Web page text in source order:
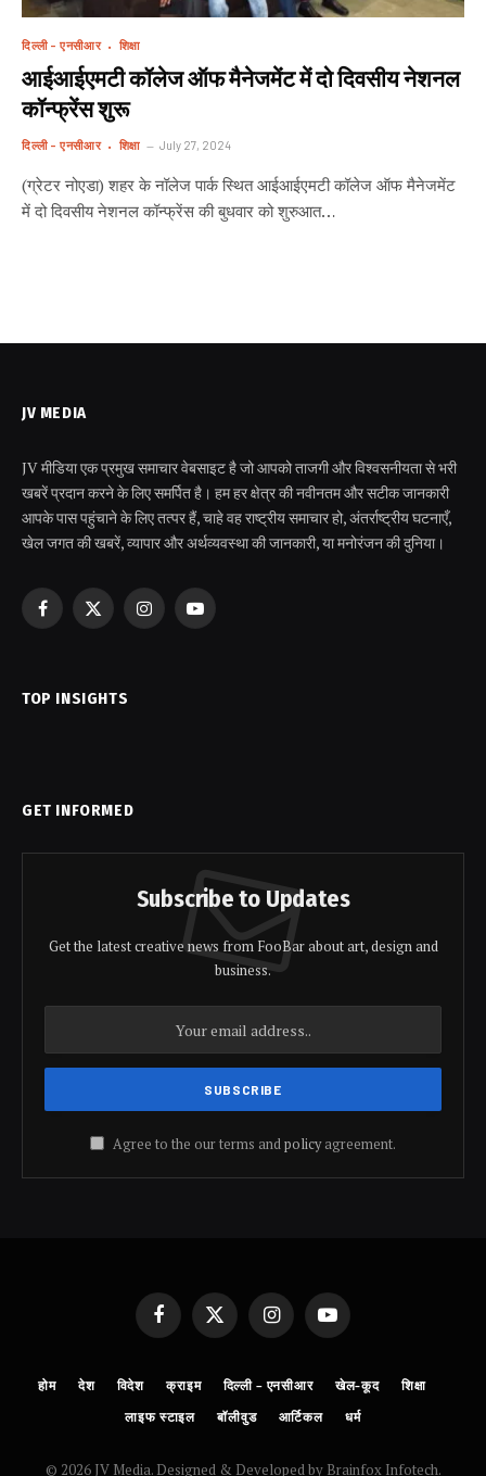
दिल्ली - एनसीआर शिक्षा
आईआईएमटी कॉलेज ऑफ मैनेजमेंट में दो दिवसीय नेशनल
कॉन्फ्रेंस शुरू
दिल्ली - एनसीआर शिक्षा July 27, 2024
(ग्रेटर नोएडा) शहर के नॉलेज पार्क स्थित आईआईएमटी कॉलेज ऑफ मैनेजमेंट
में दो दिवसीय नेशनल कॉन्फ्रेंस की बुधवार को शुरुआत…
JV MEDIA
JV मीडिया एक प्रमुख समाचार वेबसाइट है जो आपको ताजगी और विश्वसनीयता से भरी
खबरें प्रदान करने के लिए समर्पित है। हम हर क्षेत्र की नवीनतम और सटीक जानकारी
आपके पास पहुंचाने के लिए तत्पर हैं, चाहे वह राष्ट्रीय समाचार हो, अंतर्राष्ट्रीय घटनाएँ,
खेल जगत की खबरें, व्यापार और अर्थव्यवस्था की जानकारी, या मनोरंजन की दुनिया।
Facebook
X
InstagramYouTube
TOP INSIGHTS
GET INFORMED
Subscribe to Updates
Get the latest creative news from FooBar about art, design and
business.
Agree to the our terms andpolicyagreement.
FacebookX
(Twitter)
InstagramYouTube
होम देश विदेश क्राइम दिल्ली – एनसीआर खेल-कूद शिक्षा
लाइफ स्टाइल बॉलीवुड आर्टिकल धर्म
© 2026 JV Media. Designed & Developed by Brainfox Infotech.